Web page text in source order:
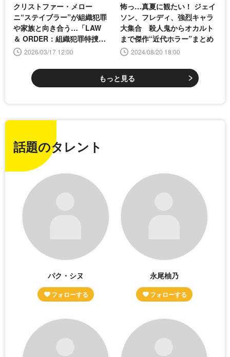
クリストファー・メロー
ニ“ステイブラー”が組織犯罪
や家族と向き合う…「LAW
＆ ORDER：組織犯罪特捜
班」シーズン4を紹介
2026/03/17 12:00
怖っ…真夏に観たい！ ジェイ
ソン、フレディ、強烈キャラ
大集合 殺人鬼からオカルト
まで傑作“近代ホラー”まとめ
2024/08/20 18:00
もっと見る
話題のタレント
パク・シヌ 永尾柚乃